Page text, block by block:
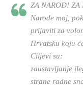
ZA NAROD!
Narode moj,
prijaviti za
Hrvatsku koju
Ciljevi su:
zaustavljanje
strane radne